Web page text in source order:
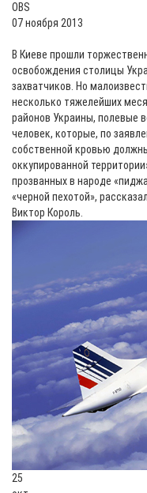
OBS
07 ноября 2013
В Киеве прошли
освобождения столицы
захватчиков. Но
несколько тяжелейших
районов Украины, полевые
человек, которые, по
собственной кровью
оккупированной
прозванных в народе
«черной пехотой»,
Виктор Король.
25